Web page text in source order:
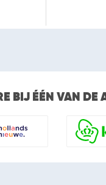
BIJ ÉÉN VAN DE